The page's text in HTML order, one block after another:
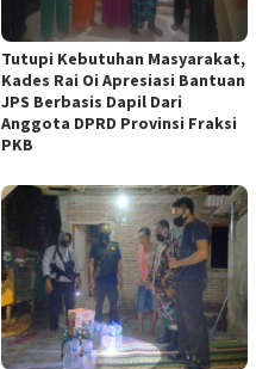
Tutupi Kebutuhan Masyarakat,
Kades Rai Oi Apresiasi Bantuan
JPS Berbasis Dapil Dari
Anggota DPRD Provinsi Fraksi
PKB